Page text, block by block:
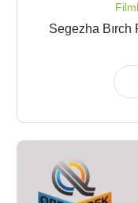
Segezha